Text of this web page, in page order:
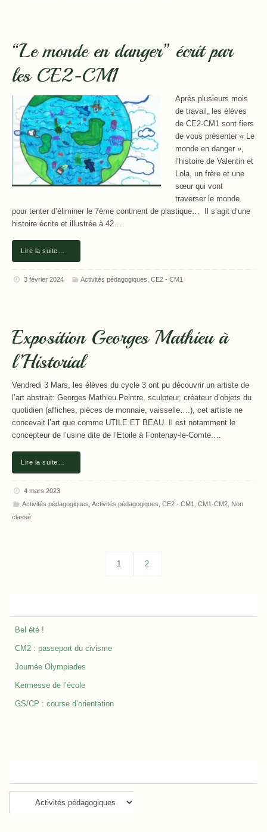
“Le monde en danger” écrit par
les CE2-CM1
Après plusieurs mois
de travail, les élèves
de CE2-CM1 sont fiers
de vous présenter « Le
monde en danger »,
l’histoire de Valentin et
Lola, un frère et une
sœur qui vont
traverser le monde
pour tenter d’éliminer le 7ème continent de plastique… Il s’agit d’une
histoire écrite et illustrée à 42…
Lire la suite…
3 février 2024 Activités pédagogiques ,CE2 - CM1
Exposition Georges Mathieu à
l’Historial
Vendredi 3 Mars, les élèves du cycle 3 ont pu découvrir un artiste de
l’art abstrait: Georges Mathieu.Peintre, sculpteur, créateur d’objets du
quotidien (affiches, pièces de monnaie, vaisselle….), cet artiste ne
concevait l’art que comme UTILE ET BEAU. Il est notamment le
concepteur de l’usine dite de l’Etoile à Fontenay-le-Comte.…
Lire la suite…
4 mars 2023
Activités pédagogiques Activités pédagogiques CE2 - CM1 CM1-CM2, Non
classé
1 2
Bel été !
CM2 : passeport du civisme
Journée Olympiades
Kermesse de l’école
GS/CP : course d’orientation